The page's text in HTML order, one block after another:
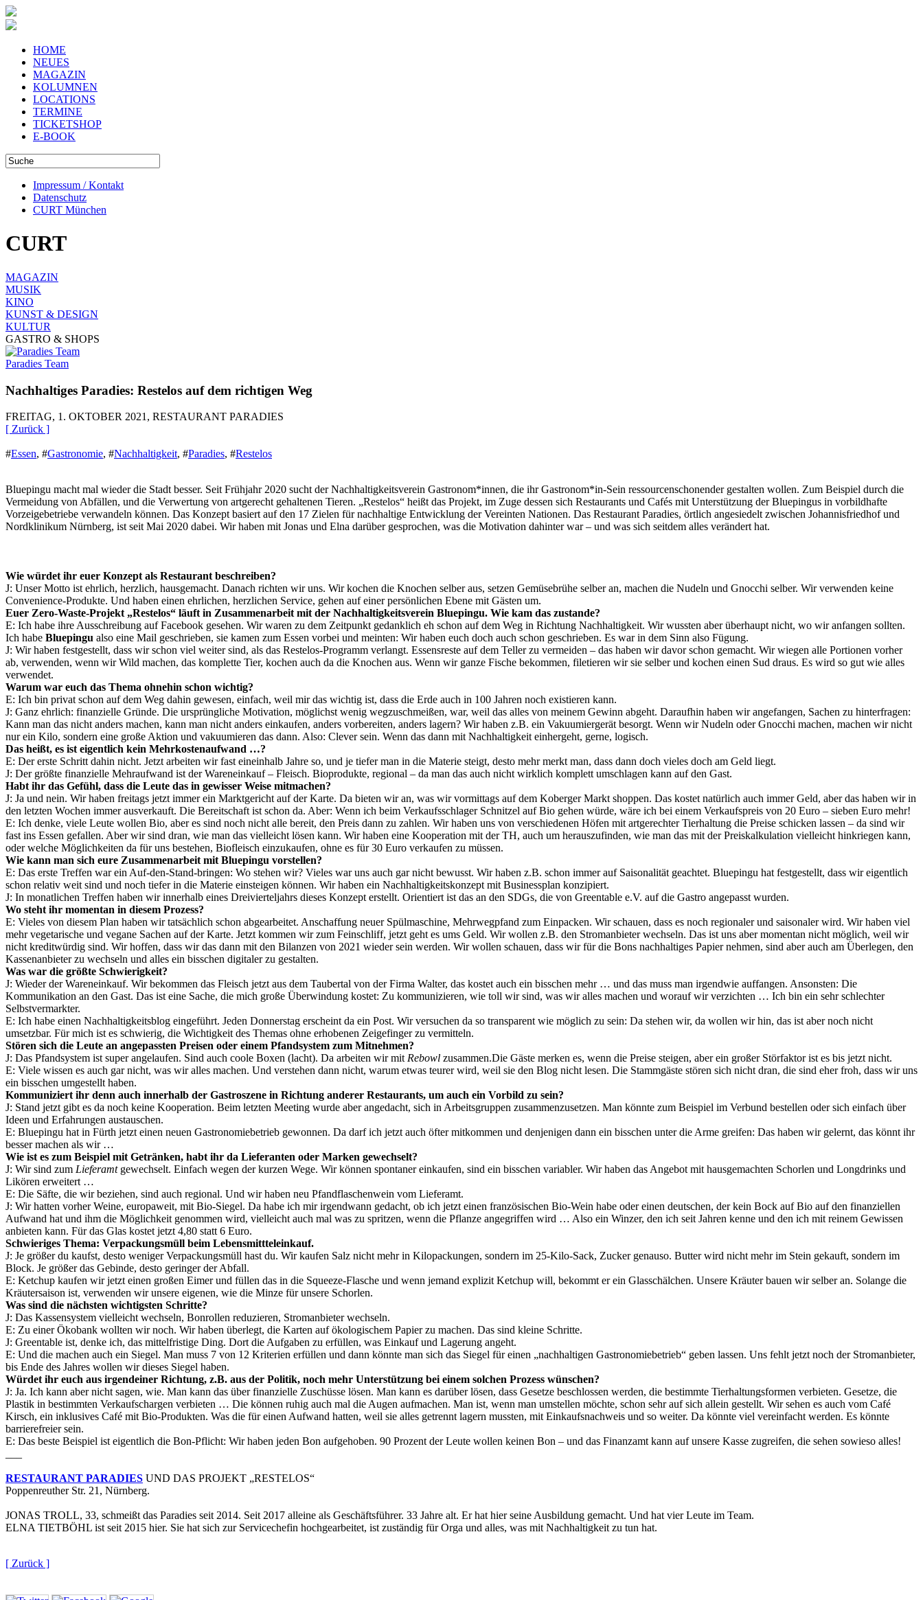
HOME
NEUES
MAGAZIN
KOLUMNEN
LOCATIONS
TERMINE
TICKETSHOP
E-BOOK
Impressum / Kontakt
Datenschutz
CURT München
CURT
MAGAZIN
MUSIK
KINO
KUNST & DESIGN
KULTUR
GASTRO & SHOPS
Paradies Team
Nachhaltiges Paradies: Restelos auf dem richtigen Weg
FREITAG, 1. OKTOBER 2021, RESTAURANT PARADIES
[ Zurück ]
#Essen, #Gastronomie, #Nachhaltigkeit, #Paradies, #Restelos
Bluepingu macht mal wieder die Stadt besser. Seit Frühjahr 2020 sucht der Nachhaltigkeitsverein Gastronom*innen, die ihr Gastronom*in-Sein ressourcenschonender gestalten wollen. Zum Beispiel durch die
Vermeidung von Abfällen, und die Verwertung von artgerecht gehaltenen Tieren. „Restelos“ heißt das Projekt, im Zuge dessen sich Restaurants und Cafés mit Unterstützung der Bluepingus in vorbildhafte
Vorzeigebetriebe verwandeln können. Das Konzept basiert auf den 17 Zielen für nachhaltige Entwicklung der Vereinten Nationen. Das Restaurant Paradies, örtlich angesiedelt zwischen Johannisfriedhof und
Nordklinikum Nürnberg, ist seit Mai 2020 dabei. Wir haben mit Jonas und Elna darüber gesprochen, was die Motivation dahinter war – und was sich seitdem alles verändert hat.
Wie würdet ihr euer Konzept als Restaurant beschreiben?
J: Unser Motto ist ehrlich, herzlich, hausgemacht. Danach richten wir uns. Wir kochen die Knochen selber aus, setzen Gemüsebrühe selber an, machen die Nudeln und Gnocchi selber. Wir verwenden keine
Convenience-Produkte. Und haben einen ehrlichen, herzlichen Service, gehen auf einer persönlichen Ebene mit Gästen um.
Euer Zero-Waste-Projekt „Restelos“ läuft in Zusammenarbeit mit der Nachhaltigkeitsverein Bluepingu. Wie kam das zustande?
E: Ich habe ihre Ausschreibung auf Facebook gesehen. Wir waren zu dem Zeitpunkt gedanklich eh schon auf dem Weg in Richtung Nachhaltigkeit. Wir wussten aber überhaupt nicht, wo wir anfangen sollten.
Ich habe Bluepingu also eine Mail geschrieben, sie kamen zum Essen vorbei und meinten: Wir haben euch doch auch schon geschrieben. Es war in dem Sinn also Fügung.
J: Wir haben festgestellt, dass wir schon viel weiter sind, als das Restelos-Programm verlangt. Essensreste auf dem Teller zu vermeiden – das haben wir davor schon gemacht. Wir wiegen alle Portionen vorher
ab, verwenden, wenn wir Wild machen, das komplette Tier, kochen auch da die Knochen aus. Wenn wir ganze Fische bekommen, filetieren wir sie selber und kochen einen Sud draus. Es wird so gut wie alles
verwendet.
Warum war euch das Thema ohnehin schon wichtig?
E: Ich bin privat schon auf dem Weg dahin gewesen, einfach, weil mir das wichtig ist, dass die Erde auch in 100 Jahren noch existieren kann.
J: Ganz ehrlich: finanzielle Gründe. Die ursprüngliche Motivation, möglichst wenig wegzuschmeißen, war, weil das alles von meinem Gewinn abgeht. Daraufhin haben wir angefangen, Sachen zu hinterfragen:
Kann man das nicht anders machen, kann man nicht anders einkaufen, anders vorbereiten, anders lagern? Wir haben z.B. ein Vakuumiergerät besorgt. Wenn wir Nudeln oder Gnocchi machen, machen wir nicht
nur ein Kilo, sondern eine große Aktion und vakuumieren das dann. Also: Clever sein. Wenn das dann mit Nachhaltigkeit einhergeht, gerne, logisch.
Das heißt, es ist eigentlich kein Mehrkostenaufwand …?
E: Der erste Schritt dahin nicht. Jetzt arbeiten wir fast eineinhalb Jahre so, und je tiefer man in die Materie steigt, desto mehr merkt man, dass dann doch vieles doch am Geld liegt.
J: Der größte finanzielle Mehraufwand ist der Wareneinkauf – Fleisch. Bioprodukte, regional – da man das auch nicht wirklich komplett umschlagen kann auf den Gast.
Habt ihr das Gefühl, dass die Leute das in gewisser Weise mitmachen?
J: Ja und nein. Wir haben freitags jetzt immer ein Marktgericht auf der Karte. Da bieten wir an, was wir vormittags auf dem Koberger Markt shoppen. Das kostet natürlich auch immer Geld, aber das haben wir in
den letzten Wochen immer ausverkauft. Die Bereitschaft ist schon da. Aber: Wenn ich beim Verkaufsschlager Schnitzel auf Bio gehen würde, wäre ich bei einem Verkaufspreis von 20 Euro – sieben Euro mehr!
E: Ich denke, viele Leute wollen Bio, aber es sind noch nicht alle bereit, den Preis dann zu zahlen. Wir haben uns von verschiedenen Höfen mit artgerechter Tierhaltung die Preise schicken lassen – da sind wir
fast ins Essen gefallen. Aber wir sind dran, wie man das vielleicht lösen kann. Wir haben eine Kooperation mit der TH, auch um herauszufinden, wie man das mit der Preiskalkulation vielleicht hinkriegen kann,
oder welche Möglichkeiten da für uns bestehen, Biofleisch einzukaufen, ohne es für 30 Euro verkaufen zu müssen.
Wie kann man sich eure Zusammenarbeit mit Bluepingu vorstellen?
E: Das erste Treffen war ein Auf-den-Stand-bringen: Wo stehen wir? Vieles war uns auch gar nicht bewusst. Wir haben z.B. schon immer auf Saisonalität geachtet. Bluepingu hat festgestellt, dass wir eigentlich
schon relativ weit sind und noch tiefer in die Materie einsteigen können. Wir haben ein Nachhaltigkeitskonzept mit Businessplan konzipiert.
J: In monatlichen Treffen haben wir innerhalb eines Dreivierteljahrs dieses Konzept erstellt. Orientiert ist das an den SDGs, die von Greentable e.V. auf die Gastro angepasst wurden.
Wo steht ihr momentan in diesem Prozess?
E: Vieles von diesem Plan haben wir tatsächlich schon abgearbeitet. Anschaffung neuer Spülmaschine, Mehrwegpfand zum Einpacken. Wir schauen, dass es noch regionaler und saisonaler wird. Wir haben viel
mehr vegetarische und vegane Sachen auf der Karte. Jetzt kommen wir zum Feinschliff, jetzt geht es ums Geld. Wir wollen z.B. den Stromanbieter wechseln. Das ist uns aber momentan nicht möglich, weil wir
nicht kreditwürdig sind. Wir hoffen, dass wir das dann mit den Bilanzen von 2021 wieder sein werden. Wir wollen schauen, dass wir für die Bons nachhaltiges Papier nehmen, sind aber auch am Überlegen, den
Kassenanbieter zu wechseln und alles ein bisschen digitaler zu gestalten.
Was war die größte Schwierigkeit?
J: Wieder der Wareneinkauf. Wir bekommen das Fleisch jetzt aus dem Taubertal von der Firma Walter, das kostet auch ein bisschen mehr … und das muss man irgendwie auffangen. Ansonsten: Die
Kommunikation an den Gast. Das ist eine Sache, die mich große Überwindung kostet: Zu kommunizieren, wie toll wir sind, was wir alles machen und worauf wir verzichten … Ich bin ein sehr schlechter
Selbstvermarkter.
E: Ich habe einen Nachhaltigkeitsblog eingeführt. Jeden Donnerstag erscheint da ein Post. Wir versuchen da so transparent wie möglich zu sein: Da stehen wir, da wollen wir hin, das ist aber noch nicht
umsetzbar. Für mich ist es schwierig, die Wichtigkeit des Themas ohne erhobenen Zeigefinger zu vermitteln.
Stören sich die Leute an angepassten Preisen oder einem Pfandsystem zum Mitnehmen?
J: Das Pfandsystem ist super angelaufen. Sind auch coole Boxen (lacht). Da arbeiten wir mit Rebowl zusammen.Die Gäste merken es, wenn die Preise steigen, aber ein großer Störfaktor ist es bis jetzt nicht.
E: Viele wissen es auch gar nicht, was wir alles machen. Und verstehen dann nicht, warum etwas teurer wird, weil sie den Blog nicht lesen. Die Stammgäste stören sich nicht dran, die sind eher froh, dass wir uns
ein bisschen umgestellt haben.
Kommuniziert ihr denn auch innerhalb der Gastroszene in Richtung anderer Restaurants, um auch ein Vorbild zu sein?
J: Stand jetzt gibt es da noch keine Kooperation. Beim letzten Meeting wurde aber angedacht, sich in Arbeitsgruppen zusammenzusetzen. Man könnte zum Beispiel im Verbund bestellen oder sich einfach über
Ideen und Erfahrungen austauschen.
E: Bluepingu hat in Fürth jetzt einen neuen Gastronomiebetrieb gewonnen. Da darf ich jetzt auch öfter mitkommen und denjenigen dann ein bisschen unter die Arme greifen: Das haben wir gelernt, das könnt ihr
besser machen als wir …
Wie ist es zum Beispiel mit Getränken, habt ihr da Lieferanten oder Marken gewechselt?
J: Wir sind zum Lieferamtgewechselt. Einfach wegen der kurzen Wege. Wir können spontaner einkaufen, sind ein bisschen variabler. Wir haben das Angebot mit hausgemachten Schorlen und Longdrinks und
Likören erweitert …
E: Die Säfte, die wir beziehen, sind auch regional. Und wir haben neu Pfandflaschenwein vom Lieferamt.
J: Wir hatten vorher Weine, europaweit, mit Bio-Siegel. Da habe ich mir irgendwann gedacht, ob ich jetzt einen französischen Bio-Wein habe oder einen deutschen, der kein Bock auf Bio auf den finanziellen
Aufwand hat und ihm die Möglichkeit genommen wird, vielleicht auch mal was zu spritzen, wenn die Pflanze angegriffen wird … Also ein Winzer, den ich seit Jahren kenne und den ich mit reinem Gewissen
anbieten kann. Für das Glas kostet jetzt 4,80 statt 6 Euro.
Schwieriges Thema: Verpackungsmüll beim Lebensmittteleinkauf.
J: Je größer du kaufst, desto weniger Verpackungsmüll hast du. Wir kaufen Salz nicht mehr in Kilopackungen, sondern im 25-Kilo-Sack, Zucker genauso. Butter wird nicht mehr im Stein gekauft, sondern im
Block. Je größer das Gebinde, desto geringer der Abfall.
E: Ketchup kaufen wir jetzt einen großen Eimer und füllen das in die Squeeze-Flasche und wenn jemand explizit Ketchup will, bekommt er ein Glasschälchen. Unsere Kräuter bauen wir selber an. Solange die
Kräutersaison ist, verwenden wir unsere eigenen, wie die Minze für unsere Schorlen.
Was sind die nächsten wichtigsten Schritte?
J: Das Kassensystem vielleicht wechseln, Bonrollen reduzieren, Stromanbieter wechseln.
E: Zu einer Ökobank wollten wir noch. Wir haben überlegt, die Karten auf ökologischem Papier zu machen. Das sind kleine Schritte.
J: Greentable ist, denke ich, das mittelfristige Ding. Dort die Aufgaben zu erfüllen, was Einkauf und Lagerung angeht.
E: Und die machen auch ein Siegel. Man muss 7 von 12 Kriterien erfüllen und dann könnte man sich das Siegel für einen „nachhaltigen Gastronomiebetrieb“ geben lassen. Uns fehlt jetzt noch der Stromanbieter,
bis Ende des Jahres wollen wir dieses Siegel haben.
Würdet ihr euch aus irgendeiner Richtung, z.B. aus der Politik, noch mehr Unterstützung bei einem solchen Prozess wünschen?
J: Ja. Ich kann aber nicht sagen, wie. Man kann das über finanzielle Zuschüsse lösen. Man kann es darüber lösen, dass Gesetze beschlossen werden, die bestimmte Tierhaltungsformen verbieten. Gesetze, die
Plastik in bestimmten Verkaufschargen verbieten … Die können ruhig auch mal die Augen aufmachen. Man ist, wenn man umstellen möchte, schon sehr auf sich allein gestellt. Wir sehen es auch vom Café
Kirsch, ein inklusives Café mit Bio-Produkten. Was die für einen Aufwand hatten, weil sie alles getrennt lagern mussten, mit Einkaufsnachweis und so weiter. Da könnte viel vereinfacht werden. Es könnte
barrierefreier sein.
E: Das beste Beispiel ist eigentlich die Bon-Pflicht: Wir haben jeden Bon aufgehoben. 90 Prozent der Leute wollen keinen Bon – und das Finanzamt kann auf unsere Kasse zugreifen, die sehen sowieso alles!
RESTAURANT PARADIES UND DAS PROJEKT „RESTELOS“
Poppenreuther Str. 21, Nürnberg.
JONAS TROLL, 33, schmeißt das Paradies seit 2014. Seit 2017 alleine als Geschäftsführer. 33 Jahre alt. Er hat hier seine Ausbildung gemacht. Und hat vier Leute im Team.
ELNA TIETBÖHL ist seit 2015 hier. Sie hat sich zur Servicechefin hochgearbeitet, ist zuständig für Orga und alles, was mit Nachhaltigkeit zu tun hat.
[ Zurück ]